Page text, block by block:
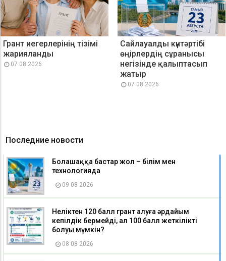
Грант иегерлерінің тізімі
жарияланды
07 08 2026
Сайлауалды күнтәртібі
өңірлердің сұранысы
негізінде қалыптасып
жатыр
07 08 2026
Последние новости
Болашаққа бастар жол – білім мен
технологияда
09 08 2026
Неліктен 120 балл грант алуға әрдайым
кепілдік бермейді, ал 100 балл жеткілікті
болуы мүмкін?
08 08 2026